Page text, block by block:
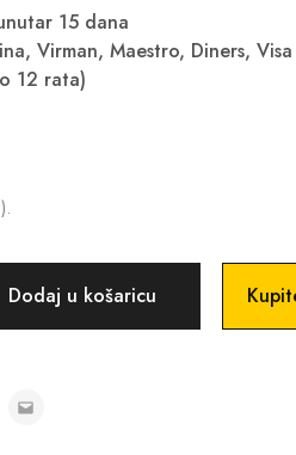
15 dana
Virman, Maestro, Diners,
12 rata)
Dodaj u košaricu